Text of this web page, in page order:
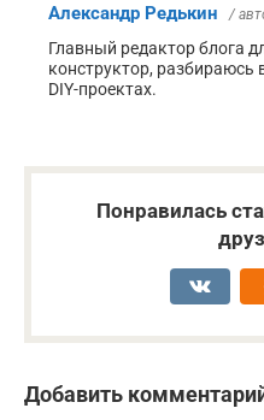
Александр Редькин /
Главный редактор блога
конструктор, разбираюсь
DIY-проектах.
Понравилась
Добавить